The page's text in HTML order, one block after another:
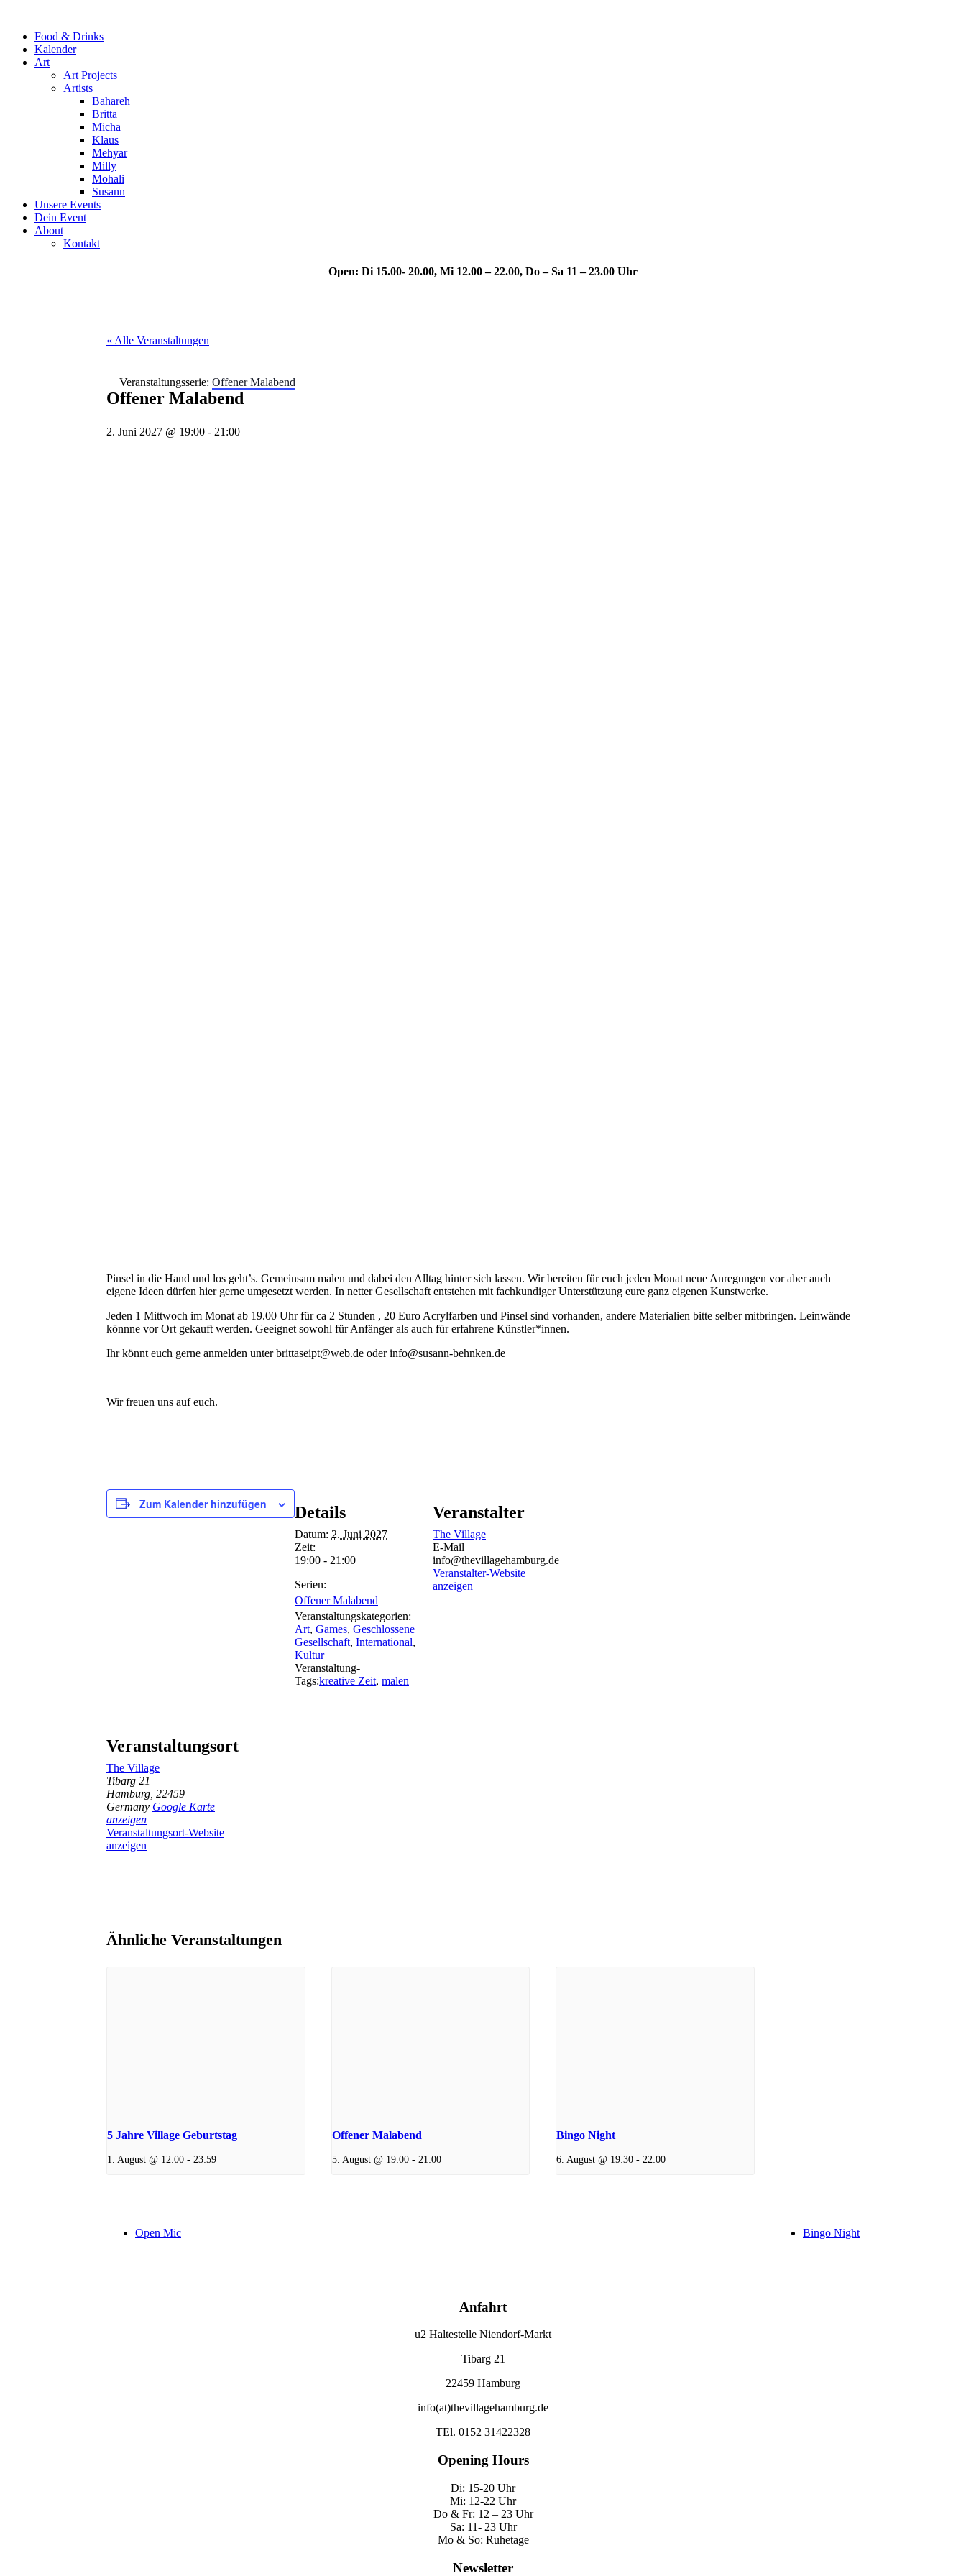
Food & Drinks
Kalender
Art
Art Projects
Artists
Bahareh
Britta
Micha
Klaus
Mehyar
Milly
Mohali
Susann
Unsere Events
Dein Event
About
Kontakt
Open: Di 15.00- 20.00, Mi 12.00 – 22.00, Do – Sa 11 – 23.00 Uhr
« Alle Veranstaltungen
Veranstaltungsserie: Offener Malabend
Offener Malabend
2. Juni 2027 @ 19:00 - 21:00
Pinsel in die Hand und los geht’s. Gemeinsam malen und dabei den Alltag hinter sich lassen. Wir bereiten für euch jeden Monat neue Anregungen vor aber auch
eigene Ideen dürfen hier gerne umgesetzt werden. In netter Gesellschaft entstehen mit fachkundiger Unterstützung eure ganz eigenen Kunstwerke.
Jeden 1 Mittwoch im Monat ab 19.00 Uhr für ca 2 Stunden , 20 Euro Acrylfarben und Pinsel sind vorhanden, andere Materialien bitte selber mitbringen. Leinwände
könnne vor Ort gekauft werden. Geeignet sowohl für Anfänger als auch für erfahrene Künstler*innen.
Ihr könnt euch gerne anmelden unter brittaseipt@web.de oder info@susann-behnken.de
Wir freuen uns auf euch.
Zum Kalender hinzufügen Details
Datum: 2. Juni 2027
Zeit:
19:00 - 21:00
Serien:
Offener Malabend
Veranstaltungskategorien:
Art, Games, Geschlossene
Gesellschaft, International,
Kultur
Veranstaltung-
Tags:kreative Zeit, malen
Veranstalter
The Village
E-Mail
info@thevillagehamburg.de
Veranstalter-Website
anzeigen
Veranstaltungsort
The Village
Tibarg 21
Hamburg 22459
Germany Google Karte
anzeigen
Veranstaltungsort-Website
anzeigen
Ähnliche Veranstaltungen
5 Jahre Village Geburtstag
1. August @ 12:00 - 23:59
Offener Malabend
5. August @ 19:00 - 21:00
Bingo Night
6. August @ 19:30 - 22:00
Open Mic Bingo Night
Anfahrt
u2 Haltestelle Niendorf-Markt
Tibarg 21
22459 Hamburg
info(at)thevillagehamburg.de
TEl. 0152 31422328
Opening Hours
Di: 15-20 Uhr
Mi: 12-22 Uhr
Do & Fr: 12 – 23 Uhr
Sa: 11- 23 Uhr
Mo & So: Ruhetage
Newsletter